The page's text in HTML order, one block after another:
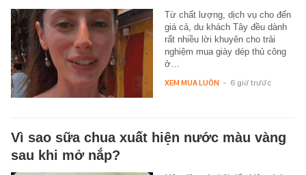
Từ chất lượng, dịch vụ cho đến
giá cả, du khách Tây đều dành
rất nhiều lời khuyên cho trải
nghiệm mua giày dép thủ công
ở…
XEM MUA LUÔN - 6 giờ trước
Vì sao sữa chua xuất hiện nước màu vàng
sau khi mở nắp?